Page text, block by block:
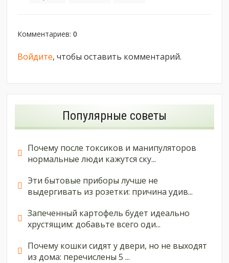
Комментариев:0
Войдите, чтобы оставить комментарий.
Популярные советы
Почему после токсиков и манипуляторов
нормальные люди кажутся ску...
Эти бытовые приборы лучше не
выдергивать из розетки: причина удив...
Запеченный картофель будет идеально
хрустящим: добавьте всего оди...
Почему кошки сидят у двери, но не выходят
из дома: перечислены 5 ...